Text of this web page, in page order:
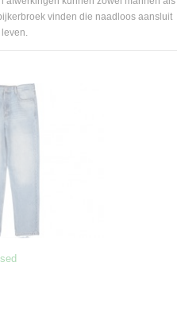
vinden die naadloos aansluit